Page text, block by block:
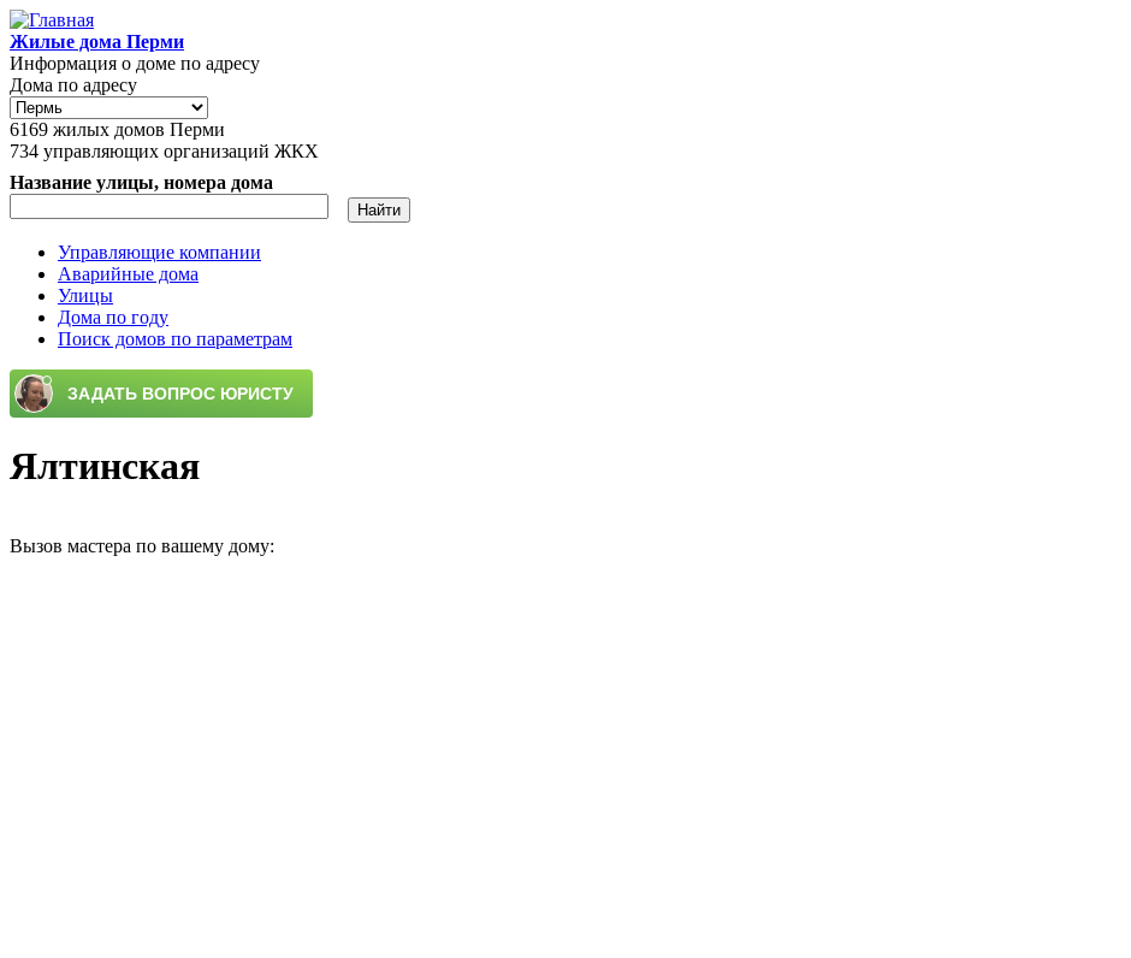
Перейти к основному содержанию
Жилые дома Перми
Информация о доме по адресу
Дома по адресу
6169 жилых домов Перми
734 управляющих организаций ЖКХ
Название улицы, номера дома
Главное меню
Управляющие компании
Аварийные дома
Улицы
Дома по году
Поиск домов по параметрам
Ялтинская
Вызов мастера по вашему дому: